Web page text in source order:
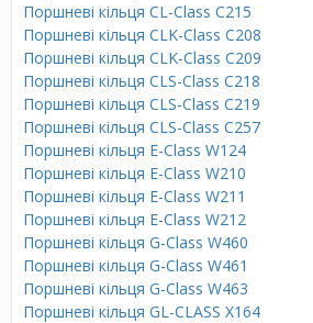
Поршневі кільця CL-Class C215
Поршневі кільця CLK-Class C208
Поршневі кільця CLK-Class C209
Поршневі кільця CLS-Class C218
Поршневі кільця CLS-Class C219
Поршневі кільця CLS-Class C257
Поршневі кільця E-Class W124
Поршневі кільця E-Class W210
Поршневі кільця E-Class W211
Поршневі кільця E-Class W212
Поршневі кільця G-Class W460
Поршневі кільця G-Class W461
Поршневі кільця G-Class W463
Поршневі кільця GL-CLASS X164